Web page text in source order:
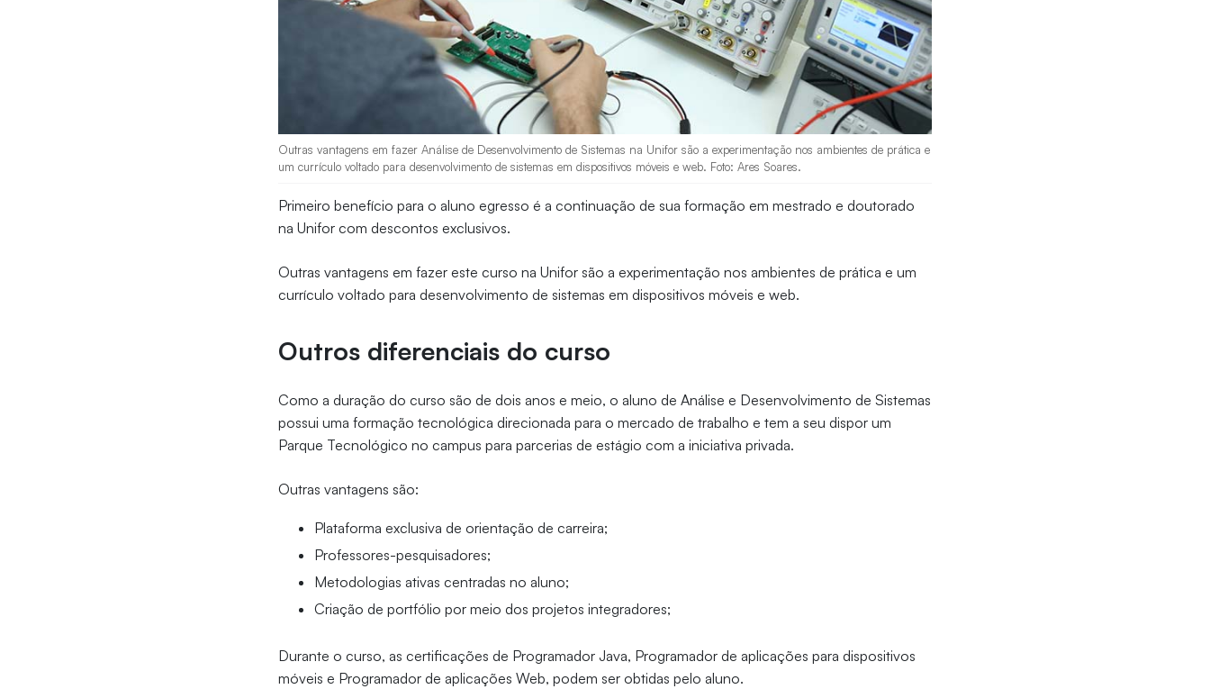
Outras vantagens em fazer Análise de Desenvolvimento de Sistemas na Unifor são a experimentação nos ambientes de prática e
um currículo voltado para desenvolvimento de sistemas em dispositivos móveis e web. Foto: Ares Soares.
Primeiro benefício para o aluno egresso é a continuação de sua formação em mestrado e doutorado
na Unifor com descontos exclusivos.
Outras vantagens em fazer este curso na Unifor são a experimentação nos ambientes de prática e um
currículo voltado para desenvolvimento de sistemas em dispositivos móveis e web.
Outros diferenciais do curso
Como a duração do curso são de dois anos e meio, o aluno de Análise e Desenvolvimento de Sistemas
possui uma formação tecnológica direcionada para o mercado de trabalho e tem a seu dispor um
Parque Tecnológico no campus para parcerias de estágio com a iniciativa privada.
Outras vantagens são:
Plataforma exclusiva de orientação de carreira;
Professores-pesquisadores;
Metodologias ativas centradas no aluno;
Criação de portfólio por meio dos projetos integradores;
Durante o curso, as certificações de Programador Java, Programador de aplicações para dispositivos
móveis e Programador de aplicações Web, podem ser obtidas pelo aluno.